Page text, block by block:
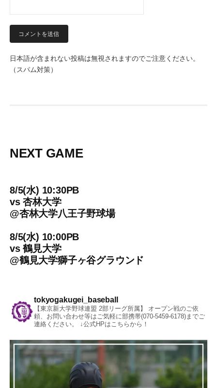
日本語が含まれない投稿は無視されますのでご注意ください。
（スパム対策）
NEXT GAME
8/5(水) 10:30PB
vs杏林大学
@杏林大学八王子野球場
8/5(水) 10:00PB
vs鶴見大学
@鶴見大学獅子ヶ谷グラウンド
tokyogakugei_baseball
【東京新大学野球連盟 2部リーグ所属】
オープン戦のご依
頼、お問い合わせ等はご気軽に部携帯(070-5459-6178)までご
連絡ください。
↓公式HPはこちらから！